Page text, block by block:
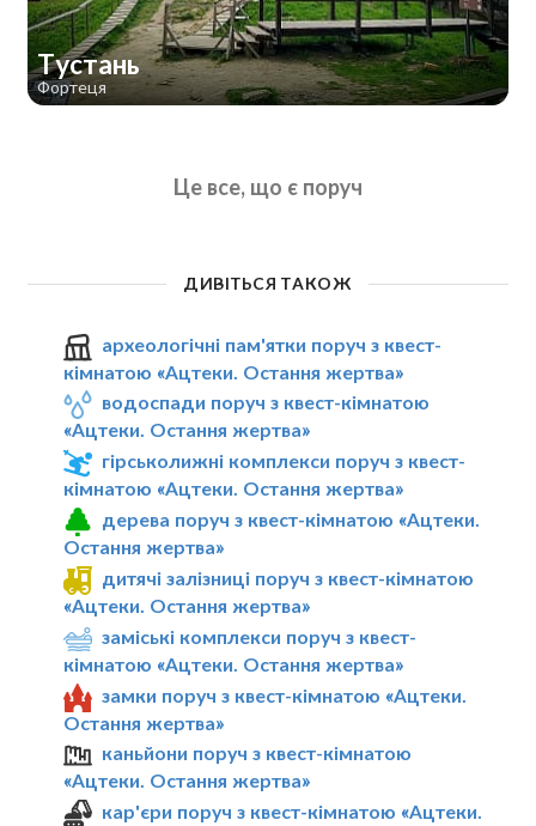
Тустань
Фортеця
Це все, що є поруч
ДИВІТЬСЯ ТАКОЖ
археологічні пам'ятки поруч з квест-
кімнатою «Ацтеки. Остання жертва»
водоспади поруч з квест-кімнатою
«Ацтеки. Остання жертва»
гірськолижні комплекси поруч з квест-
кімнатою «Ацтеки. Остання жертва»
дерева поруч з квест-кімнатою «Ацтеки.
Остання жертва»
дитячі залізниці поруч з квест-кімнатою
«Ацтеки. Остання жертва»
заміські комплекси поруч з квест-
кімнатою «Ацтеки. Остання жертва»
замки поруч з квест-кімнатою «Ацтеки.
Остання жертва»
каньйони поруч з квест-кімнатою
«Ацтеки. Остання жертва»
кар'єри поруч з квест-кімнатою «Ацтеки.